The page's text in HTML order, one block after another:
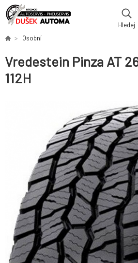
Hledej
Osobní
Vredestein Pinza AT
112H